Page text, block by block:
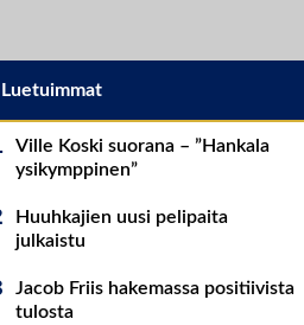
Luetuimmat
Ville Koski suorana – ”Hankala
ysikymppinen”
Huuhkajien uusi pelipaita
julkaistu
Jacob Friis hakemassa positiivista
tulosta